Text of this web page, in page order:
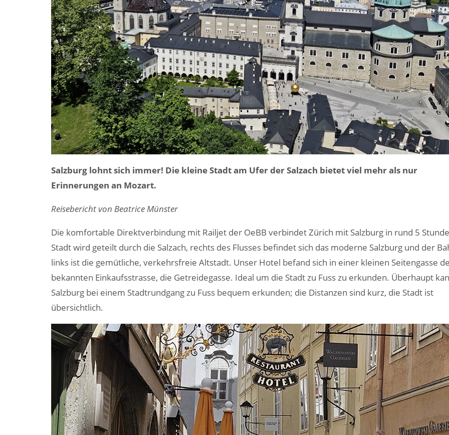
Salzburg lohnt sich immer! Die kleine Stadt am Ufer der Salzach bietet viel mehr als nur
Erinnerungen an Mozart.
Reisebericht von Beatrice Münster
Die komfortable Direktverbindung mit Railjet der OeBB verbindet Zürich mit Salzburg in rund 5
Stadt wird geteilt durch die Salzach, rechts des Flusses befindet sich das moderne Salzburg und der
links ist die gemütliche, verkehrsfreie Altstadt. Unser Hotel befand sich in einer kleinen Seitengasse
bekannten Einkaufsstrasse, die Getreidegasse. Ideal um die Stadt zu Fuss zu erkunden. Überhaupt
Salzburg bei einem Stadtrundgang zu Fuss bequem erkunden; die Distanzen sind kurz, die Stadt ist
übersichtlich.